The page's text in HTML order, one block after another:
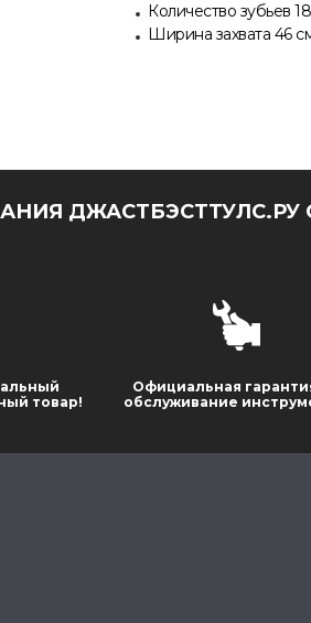
Количество зубьев 18
Ширина захвата 46
товар!
Официальная
обслуживание